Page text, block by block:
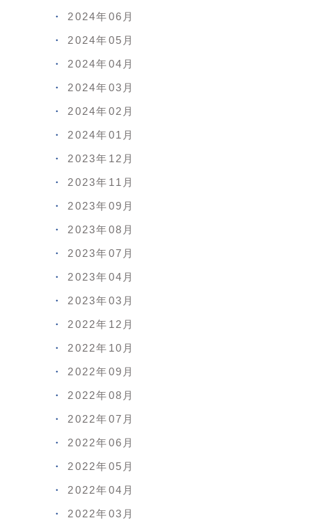
2024年06月
2024年05月
2024年04月
2024年03月
2024年02月
2024年01月
2023年12月
2023年11月
2023年09月
2023年08月
2023年07月
2023年04月
2023年03月
2022年12月
2022年10月
2022年09月
2022年08月
2022年07月
2022年06月
2022年05月
2022年04月
2022年03月